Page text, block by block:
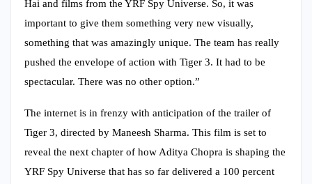
Hai and films from the YRF Spy Universe. So, it was
important to give them something very new visually,
something that was amazingly unique. The team has really
pushed the envelope of action with Tiger 3. It had to be
spectacular. There was no other option.”
The internet is in frenzy with anticipation of the trailer of
Tiger 3, directed by Maneesh Sharma. This film is set to
reveal the next chapter of how Aditya Chopra is shaping the
YRF Spy Universe that has so far delivered a 100 percent